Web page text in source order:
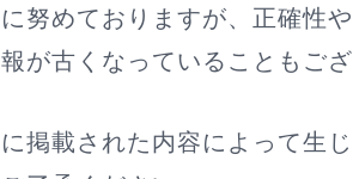
努めておりますが、正確性
が古くなっていることもござ
掲載された内容によって生